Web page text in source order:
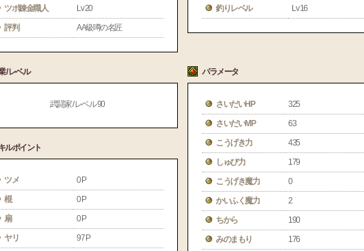
ツボ錬金職人
Lv 20
評判
AA級噂の名匠
釣りレベル Lv 16
/ レベル
武闘家 / レベル 90
ルポイント
ツメ
0 P
棍
0 P
扇
0 P
ヤリ
97 P
パラメータ
さいだいHP
325
さいだいMP
63
こうげき力
435
しゅび力
179
こうげき魔力
0
かいふく魔力
2
ちから
190
みのまもり
176